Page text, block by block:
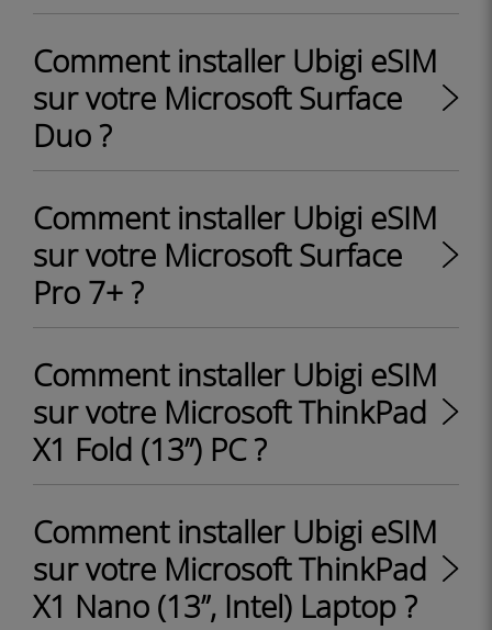
Comment installer Ubigi eSIM
sur votre Microsoft Surface
Duo ?
Comment installer Ubigi eSIM
sur votre Microsoft Surface
Pro 7+ ?
Comment installer Ubigi eSIM
sur votre Microsoft ThinkPad
X1 Fold (13”) PC ?
Comment installer Ubigi eSIM
sur votre Microsoft ThinkPad
X1 Nano (13”, Intel) Laptop ?